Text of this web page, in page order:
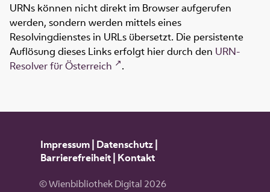
URNs können nicht direkt im Browser aufgerufen
werden, sondern werden mittels eines
Resolvingdienstes in URLs übersetzt. Die persistente
Auflösung dieses Links erfolgt hier durch den URN-
Resolver für Österreich
.
Impressum| Datenschutz|
Barrierefreiheit| Kontakt
© Wienbibliothek Digital 2026